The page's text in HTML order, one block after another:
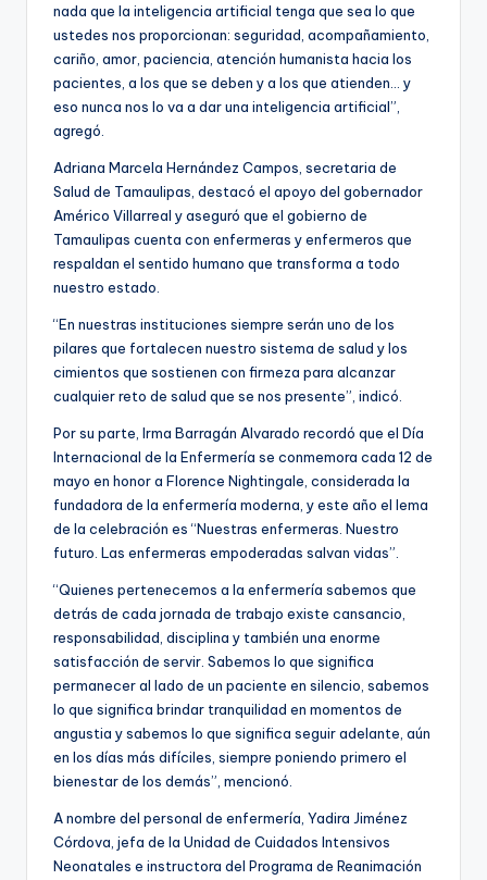
nada que la inteligencia artificial tenga que sea lo que
ustedes nos proporcionan: seguridad, acompañamiento,
cariño, amor, paciencia, atención humanista hacia los
pacientes, a los que se deben y a los que atienden… y
eso nunca nos lo va a dar una inteligencia artificial”,
agregó.
Adriana Marcela Hernández Campos, secretaria de
Salud de Tamaulipas, destacó el apoyo del gobernador
Américo Villarreal y aseguró que el gobierno de
Tamaulipas cuenta con enfermeras y enfermeros que
respaldan el sentido humano que transforma a todo
nuestro estado.
“En nuestras instituciones siempre serán uno de los
pilares que fortalecen nuestro sistema de salud y los
cimientos que sostienen con firmeza para alcanzar
cualquier reto de salud que se nos presente”, indicó.
Por su parte, Irma Barragán Alvarado recordó que el Día
Internacional de la Enfermería se conmemora cada 12 de
mayo en honor a Florence Nightingale, considerada la
fundadora de la enfermería moderna, y este año el lema
de la celebración es “Nuestras enfermeras. Nuestro
futuro. Las enfermeras empoderadas salvan vidas”.
“Quienes pertenecemos a la enfermería sabemos que
detrás de cada jornada de trabajo existe cansancio,
responsabilidad, disciplina y también una enorme
satisfacción de servir. Sabemos lo que significa
permanecer al lado de un paciente en silencio, sabemos
lo que significa brindar tranquilidad en momentos de
angustia y sabemos lo que significa seguir adelante, aún
en los días más difíciles, siempre poniendo primero el
bienestar de los demás”, mencionó.
A nombre del personal de enfermería, Yadira Jiménez
Córdova, jefa de la Unidad de Cuidados Intensivos
Neonatales e instructora del Programa de Reanimación